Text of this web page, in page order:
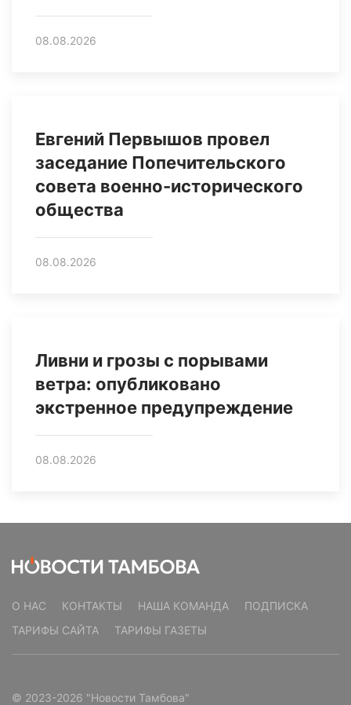
08.08.2026
Евгений Первышов провел
заседание Попечительского
совета военно-исторического
общества
08.08.2026
Ливни и грозы с порывами
ветра: опубликовано
экстренное предупреждение
08.08.2026
О НАС КОНТАКТЫ НАША КОМАНДА
ПОДПИСКА
ТАРИФЫ САЙТА
ТАРИФЫ ГАЗЕТЫ
© 2023-2026 "Новости Тамбова"